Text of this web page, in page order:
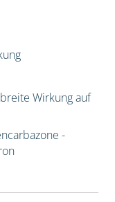
Wirkung auf
-